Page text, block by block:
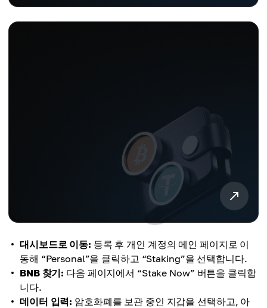
대시보드로 이동: 등록 후 개인 계정의 메인 페이지로 이
동해 “Personal”을 클릭하고 “Staking”을 선택합니다.
BNB 찾기: 다음 페이지에서 “Stake Now” 버튼을 클릭합
니다.
데이터 입력: 암호화폐를 보관 중인 지갑을 선택하고, 아